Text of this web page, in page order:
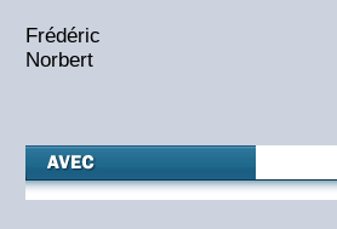
Frédéric
Norbert